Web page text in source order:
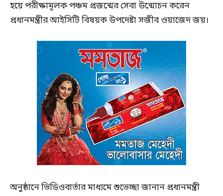
হয়ে পরীক্ষামূলক পঞ্চম প্রজন্মের সেবা উন্মোচন করেন
প্রধানমন্ত্রীর আইসিটি বিষয়ক উপদেষ্টা সজীব ওয়াজেদ জয়।
অনুষ্ঠানে ভিডিওবার্তার মাধ্যমে শুভেচ্ছা জানান প্রধানমন্ত্রী